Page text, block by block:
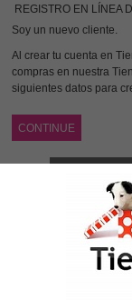
REGISTRO EN LÍNEA
Soy un nuevo cliente.
Al crear tu cuenta en
compras en nuestra
siguientes datos para
CONTINUE